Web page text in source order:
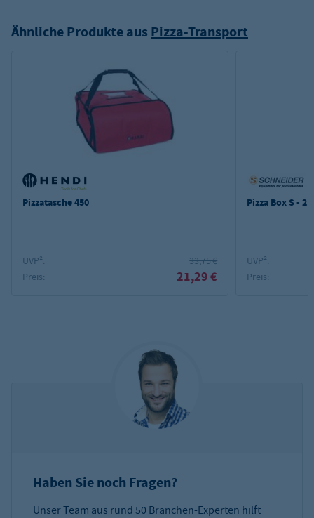
Ähnliche Produkte aus Pizza-Transport
Pizzatasche 450
UVP²:
33,75 €
Preis:
21,29 €
Pizza Box S -
UVP²:
Preis:
Haben Sie noch Fragen?
Unser Team aus rund 50 Branchen-Experten hilft